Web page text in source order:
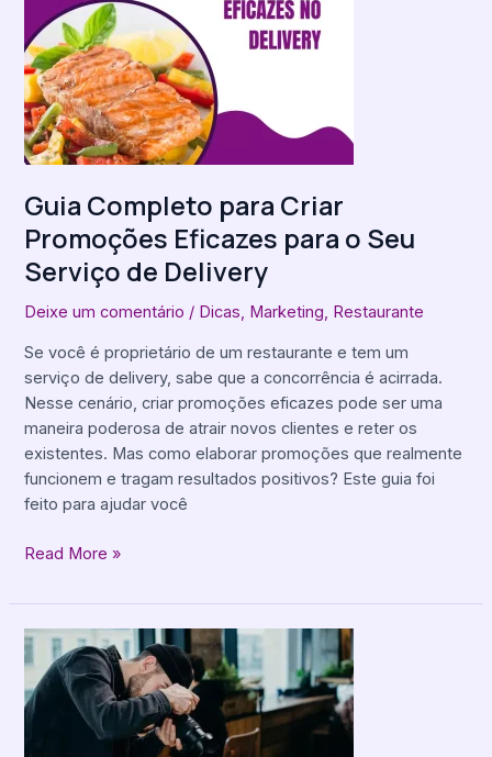
Guia Completo para Criar
Promoções Eficazes para o Seu
Serviço de Delivery
Deixe um comentário / Dicas, Marketing, Restaurante
Se você é proprietário de um restaurante e tem um
serviço de delivery, sabe que a concorrência é acirrada.
Nesse cenário, criar promoções eficazes pode ser uma
maneira poderosa de atrair novos clientes e reter os
existentes. Mas como elaborar promoções que realmente
funcionem e tragam resultados positivos? Este guia foi
feito para ajudar você
Criar
Promoções
Eficazes
para
o
Seu
de
Delivery
Read More »
8
Dicas
para
Tirar